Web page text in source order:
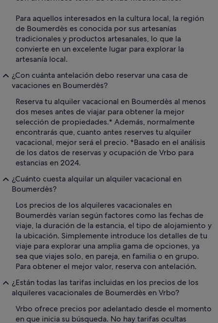
Para aquellos interesados en la cultura local, la región
de Boumerdès es conocida por sus artesanías
tradicionales y productos artesanales, lo que la
convierte en un excelente lugar para explorar la
artesanía local.
¿Con cuánta antelación debo reservar una casa de
vacaciones en Boumerdès?
Reserva tu alquiler vacacional en Boumerdès al menos
dos meses antes de viajar para obtener la mejor
selección de propiedades.* Además, normalmente
encontrarás que, cuanto antes reserves tu alquiler
vacacional, mejor será el precio. *Basado en el análisis
de los datos de reservas y ocupación de Vrbo para
estancias en 2024.
¿Cuánto cuesta alquilar un alquiler vacacional en
Boumerdès?
Los precios de los alquileres vacacionales en
Boumerdès varían según factores como las fechas de
viaje, la duración de la estancia, el tipo de alojamiento y
la ubicación. Simplemente introduce los detalles de tu
viaje para explorar una amplia gama de opciones, ya
sea que viajes solo, en pareja, en familia o en grupo.
Para obtener el mejor valor, reserva con antelación.
¿Están todas las tarifas incluidas en los precios de los
alquileres vacacionales de Boumerdès en Vrbo?
Vrbo ofrece precios por adelantado desde el momento
en que inicia su búsqueda. No hay tarifas ocultas